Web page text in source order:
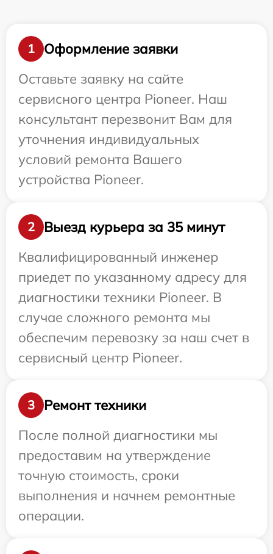
1
Оформление заявки
Оставьте заявку на сайте
сервисного центра Pioneer. Наш
консультант перезвонит Вам для
уточнения индивидуальных
условий ремонта Вашего
устройства Pioneer.
2
Выезд курьера за 35 минут
Квалифицированный инженер
приедет по указанному адресу для
диагностики техники Pioneer. В
случае сложного ремонта мы
обеспечим перевозку за наш счет в
сервисный центр Pioneer.
3
Ремонт техники
После полной диагностики мы
предоставим на утверждение
точную стоимость, сроки
выполнения и начнем ремонтные
операции.